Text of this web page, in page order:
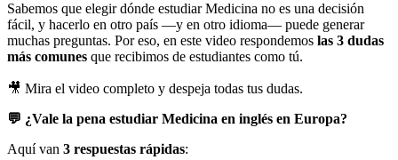
Sabemos que elegir dónde estudiar Medicina no es una decisión
fácil, y hacerlo en otro país —y en otro idioma— puede generar
muchas preguntas. Por eso, en este video respondemos las 3 dudas
más comunes que recibimos de estudiantes como tú.
🎥 Mira el video completo y despeja todas tus dudas.
💬 ¿Vale la pena estudiar Medicina en inglés en Europa?
Aquí van 3 respuestas rápidas: